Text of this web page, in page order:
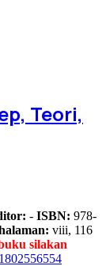
Teori,
- ISBN: 978-
viii, 116
silakan